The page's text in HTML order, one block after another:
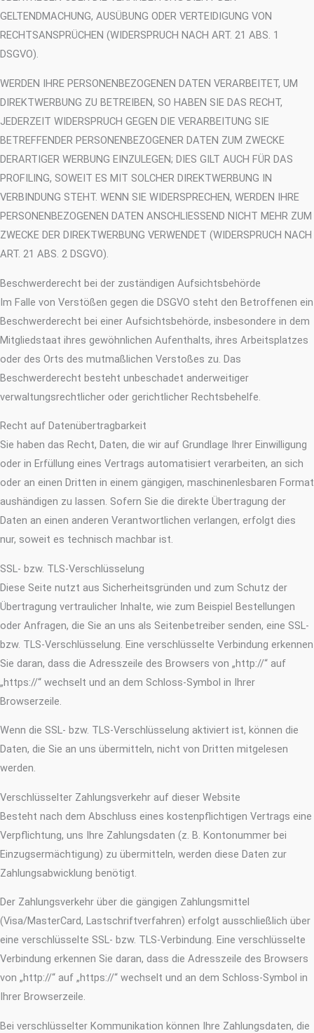
GELTENDMACHUNG, AUSÜBUNG ODER VERTEIDIGUNG VON
RECHTSANSPRÜCHEN (WIDERSPRUCH NACH ART. 21 ABS. 1
DSGVO).
WERDEN IHRE PERSONENBEZOGENEN DATEN VERARBEITET, UM
DIREKTWERBUNG ZU BETREIBEN, SO HABEN SIE DAS RECHT,
JEDERZEIT WIDERSPRUCH GEGEN DIE VERARBEITUNG SIE
BETREFFENDER PERSONENBEZOGENER DATEN ZUM ZWECKE
DERARTIGER WERBUNG EINZULEGEN; DIES GILT AUCH FÜR DAS
PROFILING, SOWEIT ES MIT SOLCHER DIREKTWERBUNG IN
VERBINDUNG STEHT. WENN SIE WIDERSPRECHEN, WERDEN IHRE
PERSONENBEZOGENEN DATEN ANSCHLIESSEND NICHT MEHR ZUM
ZWECKE DER DIREKTWERBUNG VERWENDET (WIDERSPRUCH NACH
ART. 21 ABS. 2 DSGVO).
Beschwerde­recht bei der zuständigen Aufsichts­behörde
Im Falle von Verstößen gegen die DSGVO steht den Betroffenen ein
Beschwerderecht bei einer Aufsichtsbehörde, insbesondere in dem
Mitgliedstaat ihres gewöhnlichen Aufenthalts, ihres Arbeitsplatzes
oder des Orts des mutmaßlichen Verstoßes zu. Das
Beschwerderecht besteht unbeschadet anderweitiger
verwaltungsrechtlicher oder gerichtlicher Rechtsbehelfe.
Recht auf Daten­übertrag­barkeit
Sie haben das Recht, Daten, die wir auf Grundlage Ihrer Einwilligung
oder in Erfüllung eines Vertrags automatisiert verarbeiten, an sich
oder an einen Dritten in einem gängigen, maschinenlesbaren Format
aushändigen zu lassen. Sofern Sie die direkte Übertragung der
Daten an einen anderen Verantwortlichen verlangen, erfolgt dies
nur, soweit es technisch machbar ist.
SSL- bzw. TLS-Verschlüsselung
Diese Seite nutzt aus Sicherheitsgründen und zum Schutz der
Übertragung vertraulicher Inhalte, wie zum Beispiel Bestellungen
oder Anfragen, die Sie an uns als Seitenbetreiber senden, eine SSL-
bzw. TLS-Verschlüsselung. Eine verschlüsselte Verbindung erkennen
Sie daran, dass die Adresszeile des Browsers von „http://“ auf
„https://“ wechselt und an dem Schloss-Symbol in Ihrer
Browserzeile.
Wenn die SSL- bzw. TLS-Verschlüsselung aktiviert ist, können die
Daten, die Sie an uns übermitteln, nicht von Dritten mitgelesen
werden.
Verschlüsselter Zahlungsverkehr auf dieser Website
Besteht nach dem Abschluss eines kostenpflichtigen Vertrags eine
Verpflichtung, uns Ihre Zahlungsdaten (z. B. Kontonummer bei
Einzugsermächtigung) zu übermitteln, werden diese Daten zur
Zahlungsabwicklung benötigt.
Der Zahlungsverkehr über die gängigen Zahlungsmittel
(Visa/MasterCard, Lastschriftverfahren) erfolgt ausschließlich über
eine verschlüsselte SSL- bzw. TLS-Verbindung. Eine verschlüsselte
Verbindung erkennen Sie daran, dass die Adresszeile des Browsers
von „http://“ auf „https://“ wechselt und an dem Schloss-Symbol in
Ihrer Browserzeile.
Bei verschlüsselter Kommunikation können Ihre Zahlungsdaten, die